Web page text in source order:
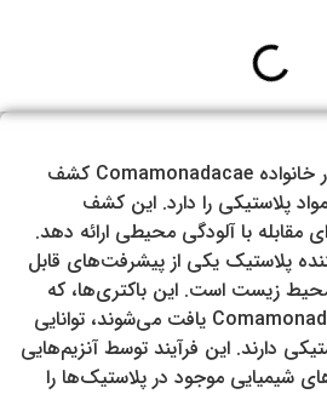
محققان باکتری جدیدی در خانواده Comamonadacae کشف
پلاستیکی را دارد. این کشف
مقابله با آلودگی محیطی ارائه دهد.
پلاستیک یکی از پیشرفت‌های قابل
محیط زیست است. این باکتری‌ها، که
معمولاً در خانواده‌ی Comamonadacae یافت می‌شوند، توانایی
دارند. این فرآیند توسط آنزیم‌هایی
شیمیایی موجود در پلاستیک‌ها را